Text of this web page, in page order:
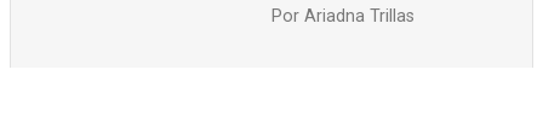
Por Ariadna Trillas